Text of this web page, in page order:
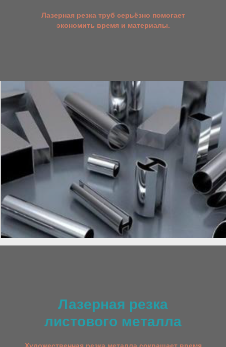
Лазерная резка труб серьёзно помогает
экономить время и материалы.
Лазерная резка
листового металла